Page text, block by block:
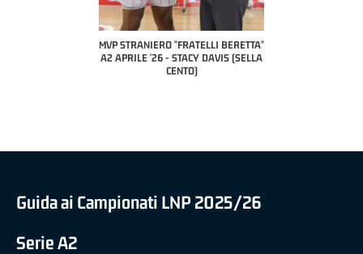
MVP STRANIERO "FRATELLI BERETTA"
A2 APRILE '26 - STACY DAVIS (SELLA
CENTO)
Guida ai Campionati LNP 2025/26
Serie A2